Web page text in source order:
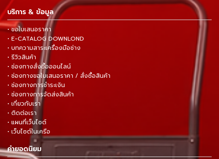
บริการ & ข้อมูล
• ขอใบเสนอราคา
• E-CATALOG DOWNLOND
• บทความสาระเครื่องมือช่าง
• รีวิวสินค้า
• ช่องทางสั่งซื้อออนไลน์
• ช่องทางขอใบเสนอราคา / สั่งซื้อสินค้า
• ช่องทางการชำระเงิน
• ช่องทางการจัดส่งสินค้า
• เกี่ยวกับเรา
• ติดต่อเรา
• แผนที่เว็บไซต์
• เว็บไซต์ในเครือ
คำยอดนิยม